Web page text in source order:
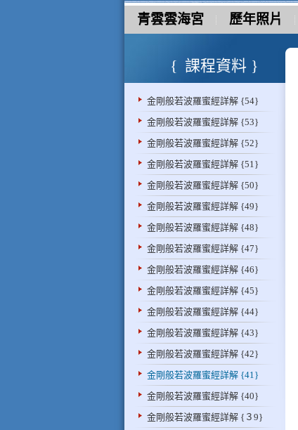
青雲雲海宮 歷年照片
課程資料
金剛般若波羅蜜經詳解 {54}
金剛般若波羅蜜經詳解 {53}
金剛般若波羅蜜經詳解 {52}
金剛般若波羅蜜經詳解 {51}
金剛般若波羅蜜經詳解 {50}
金剛般若波羅蜜經詳解 {49}
金剛般若波羅蜜經詳解 {48}
金剛般若波羅蜜經詳解 {47}
金剛般若波羅蜜經詳解 {46}
金剛般若波羅蜜經詳解 {45}
金剛般若波羅蜜經詳解 {44}
金剛般若波羅蜜經詳解 {43}
金剛般若波羅蜜經詳解 {42}
金剛般若波羅蜜經詳解 {41}
金剛般若波羅蜜經詳解 {40}
金剛般若波羅蜜經詳解 {３9}